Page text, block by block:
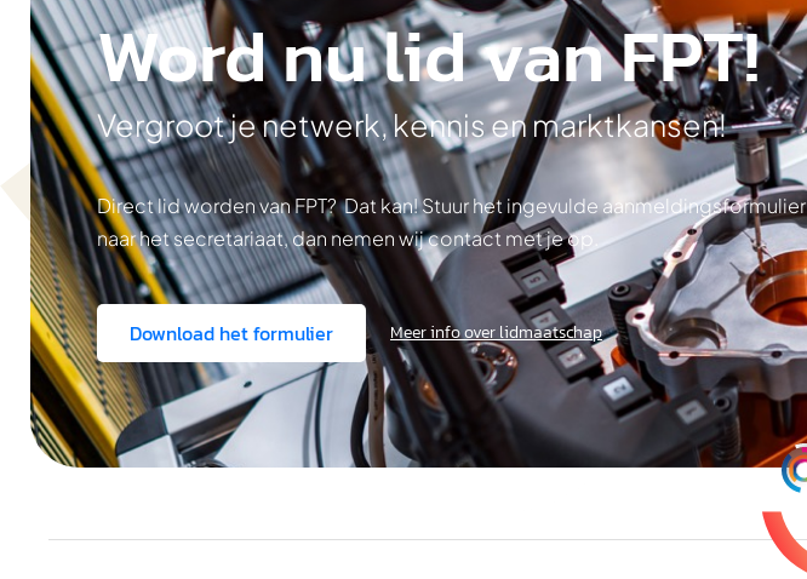
Word nu lid van FPT!
Vergroot je netwerk, kennis en marktkansen!
Direct lid worden van FPT? Dat kan! Stuur het ingevulde aanmeldingsformulier
naar het secretariaat, dan nemen wij contact met je op.
Download het formulier Meer info over lidmaatschap